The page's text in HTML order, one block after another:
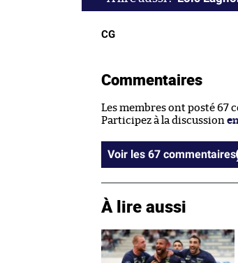
CG
Commentaires
Les membres ont posté 67
Participez à la discussion
Voir les 67 commentaires
À lire aussi